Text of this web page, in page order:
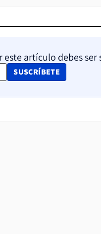
este artículo debes ser
SUSCRÍBETE
OPENS IN NEW WINDOW